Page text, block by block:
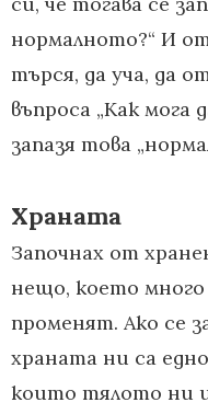
нормалното?“ И
търся, да уча, да
въпроса „Как мога
запазя това
Храната
Започнах от
нещо, което
променят. Ако се
храната ни са
които тялото ни